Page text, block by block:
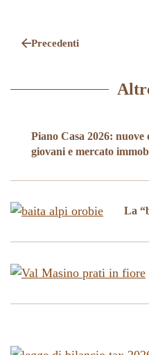
Precedenti
Piano Casa 2026:
giovani e mercato
La